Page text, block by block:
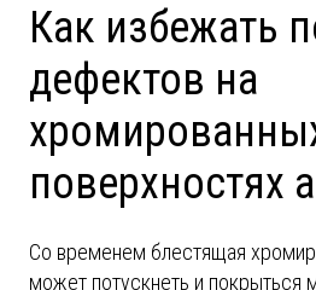
Как избежать
дефектов на
поверхностях
Со временем блестящая
может потускнеть и покрыться